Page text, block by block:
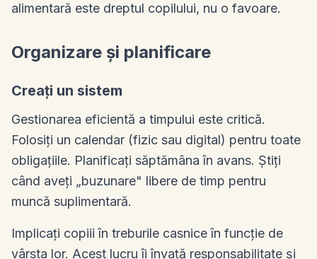
alimentară este dreptul copilului, nu o favoare.
Organizare și planificare
Creați un sistem
Gestionarea eficientă a timpului este critică.
Folosiți un calendar (fizic sau digital) pentru toate
obligațiile. Planificați săptămâna în avans. Știți
când aveți „buzunare" libere de timp pentru
muncă suplimentară.
Implicați copiii în treburile casnice în funcție de
vârsta lor. Acest lucru îi învață responsabilitate și